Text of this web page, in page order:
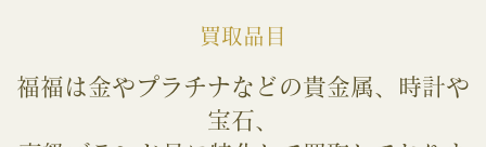
買取品目
福福は金やプラチナなどの貴金属、時計や
宝石、